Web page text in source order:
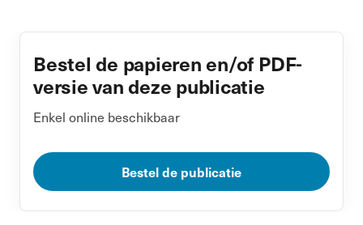
Bestel de papieren en/of PDF-
versie van deze publicatie
Enkel online beschikbaar
Bestel de publicatie